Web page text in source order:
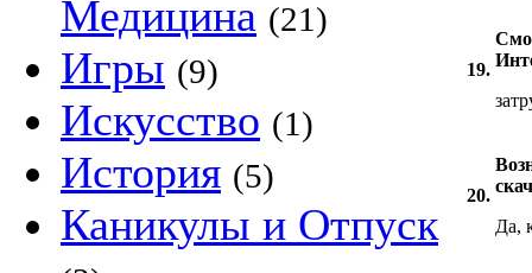
Медицина (21)
Игры (9)
Искусство (1)
История (5)
Каникулы и Отпуск
19.
20.
Да,